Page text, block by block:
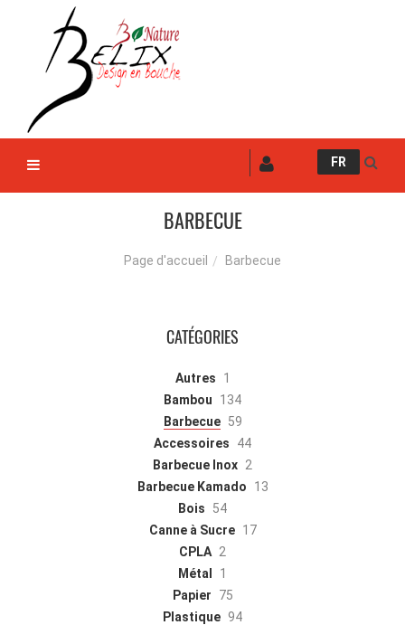
FR
BARBECUE
Page d'accueil Barbecue
CATÉGORIES
Autres
1
Bambou
134
Barbecue 59
Accessoires
44
Barbecue Inox 2
Barbecue Kamado
13
Bois
54
Canne à Sucre 17
CPLA 2
Métal
1
Papier
75
Plastique 94